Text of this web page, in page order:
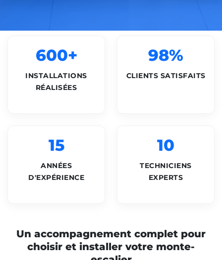
600+
INSTALLATIONS
RÉALISÉES
98%
CLIENTS SATISFAITS
15
ANNÉES
D'EXPÉRIENCE
10
TECHNICIENS
EXPERTS
Un accompagnement complet pour
choisir et installer votre monte-